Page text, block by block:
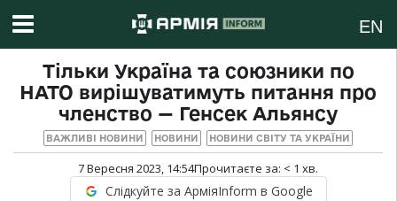
EN
Тільки Україна та союзники по
НАТО вирішуватимуть питання про
членство — Генсек Альянсу
ВАЖЛИВІ НОВИНИ НОВИНИ НОВИНИ СВІТУ ТА УКРАЇНИ
7 Вересня 2023, 14:54Прочитаєте за: < 1 хв.
Слідкуйте за АрміяInform в Google